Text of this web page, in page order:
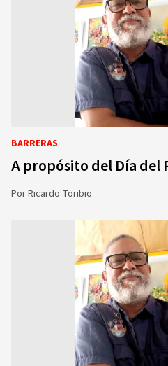
BARRERAS
A propósito del Día del
PorRicardo Toribio